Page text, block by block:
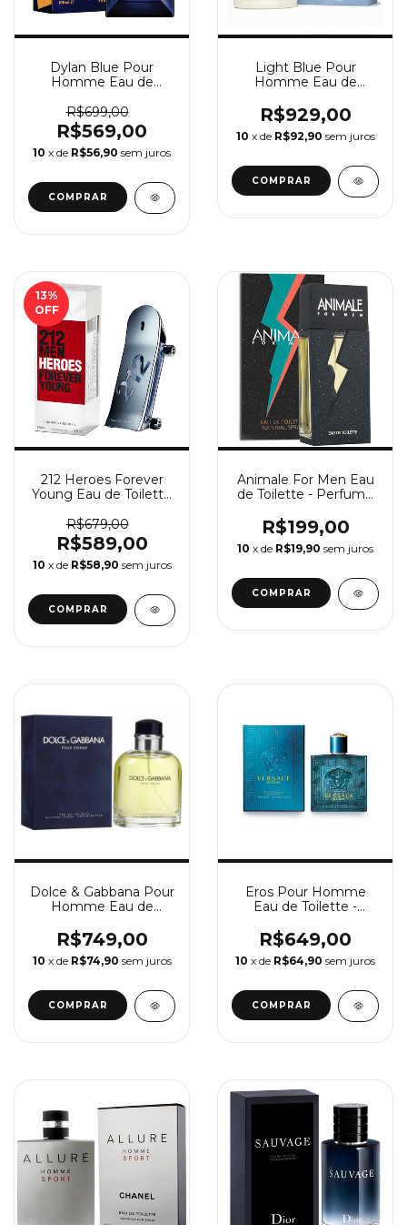
Dylan Blue Pour
Homme Eau de
Masculino Versace
R$699,00
R$569,00
10 x de R$56,90 sem juros
COMPRAR
Light Blue Pour
Homme Eau de
Masculino
Dolce&Gabbana
R$929,00
10 x de R$92,90 sem juros
COMPRAR
13%
OFF
212 Heroes Forever
Young Eau de Toilette
Carolina Herrera
R$679,00
R$589,00
10 x de R$58,90 sem juros
COMPRAR
Animale For Men Eau
de Toilette - Perfume
R$199,00
10 x de R$19,90 sem juros
COMPRAR
Dolce & Gabbana Pour
Homme Eau de
Masculino Dolce &
Gabbana
R$749,00
10 x de R$74,90 sem juros
COMPRAR
Eros Pour Homme
Eau de Toilette -
Versace
R$649,00
10 x de R$64,90 sem juros
COMPRAR